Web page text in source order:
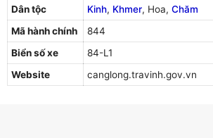
Dân tộc
Kinh, Khmer, Hoa, Chăm
Mã hành chính
844
Biển số xe
84-L1
Website
canglong.travinh.gov.vn